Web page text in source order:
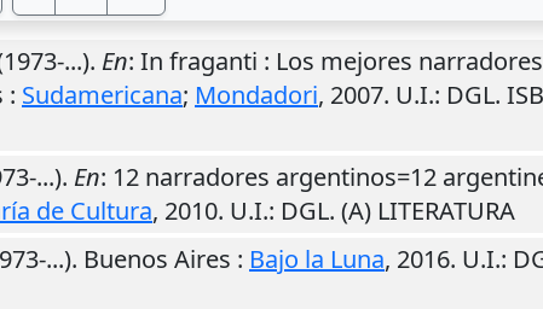
...). En: In fraganti : Los mejores
: Sudamericana; Mondadori, 2007. U.I.: DGL.
...). En: 12 narradores argentinos=12
de Cultura, 2010. U.I.: DGL. (A) LITERATURA
...). Buenos Aires : Bajo la Luna, 2016. U.I.: